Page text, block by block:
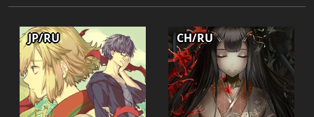
JP/RU CH/RU